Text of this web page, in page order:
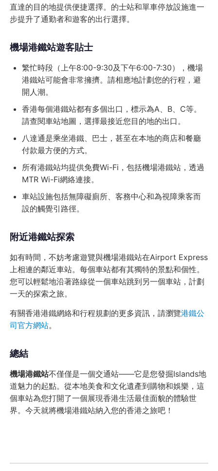
直達的目的地提供便捷選擇。的士站和單車停放設施進一
步提升了通勤者和遊客的出行選擇。
機場港鐵站遊客貼士
繁忙時段（上午8:00-9:30及下午6:00-7:30），機場
港鐵站可能會非常擁擠。請相應地計劃您的行程，避
開人潮。
香港每個港鐵站都有多個出口，標示為A、B、C等。
請查閱車站地圖，選擇最接近您目的地的出口。
八達通是乘坐港鐵、巴士，甚至在本地的商店和餐廳
付款最方便的方式。
所有港鐵站均提供免費Wi-Fi，包括機場港鐵站，透過
MTR Wi-Fi網絡連接。
車站設施包括無障礙廁所、客務中心和為視障乘客而
設的觸覺引路徑。
附近港鐵站探索
如有時間，不妨考慮遊覽與機場港鐵站在Airport Express
上相連的鄰近車站。每個車站都有其獨特的景點和個性。
您可以輕鬆地沿著路線從一個車站跳到另一個車站，計劃
一天的探索之旅。
有關香港港鐵網絡和行程規劃的更多資訊，請瀏覽港鐵公
司官方網站。
總結
機場港鐵站不僅僅是一個交通站——它是您發掘Islands地
道魅力的起點。從本地美食和文化遺產到購物和娛樂，這
個車站為您打開了一個展現香港生活最佳面貌的體驗世
界。今天就將機場港鐵站納入您的香港之旅吧！